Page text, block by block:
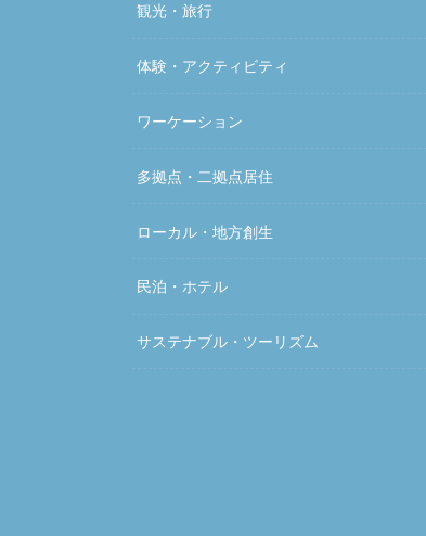
観光・旅行
体験・アクティビティ
ワーケーション
多拠点・二拠点居住
ローカル・地方創生
民泊・ホテル
サステナブル・ツーリズム